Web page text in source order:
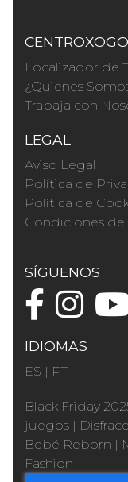
CENTROXOGO
Localizador de
¿Quienes
Trabaja con
LEGAL
Aviso Legal
Política de
Política de
Condiciones
SÍGUENOS
IDIOMAS
ES | PT
Black Friday
juegos |
Bebé Reborn |
Fashion